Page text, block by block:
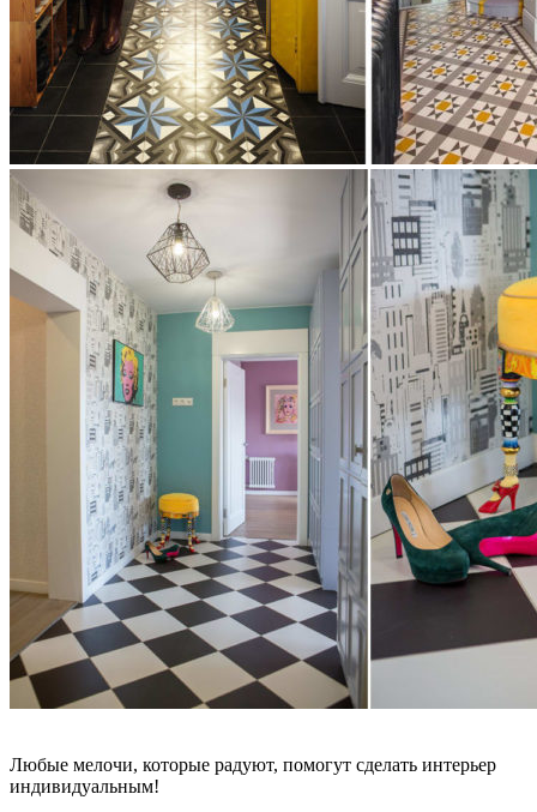
Любые мелочи, которые радуют, помогут сделать интерьер
индивидуальным!